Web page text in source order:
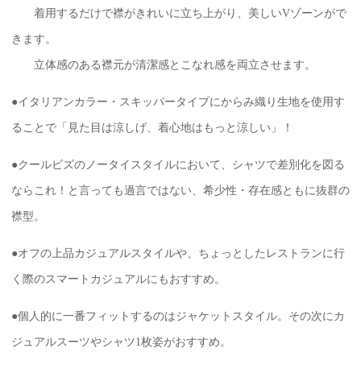
着用するだけで襟がきれいに立ち上がり、美しいVゾーンがで
きます。
立体感のある襟元が清潔感とこなれ感を両立させます。
●イタリアンカラー・スキッパータイプにからみ織り生地を使用す
ることで「見た目は涼しげ、着心地はもっと涼しい」！
●クールビズのノータイスタイルにおいて、シャツで差別化を図る
ならこれ！と言っても過言ではない、希少性・存在感ともに抜群の
襟型。
●オフの上品カジュアルスタイルや、ちょっとしたレストランに行
く際のスマートカジュアルにもおすすめ。
●個人的に一番フィットするのはジャケットスタイル。その次にカ
ジュアルスーツやシャツ1枚姿がおすすめ。